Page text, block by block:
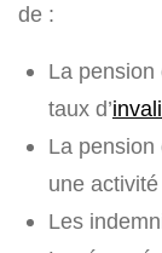
de :
La pension
taux d’
La
une
Les